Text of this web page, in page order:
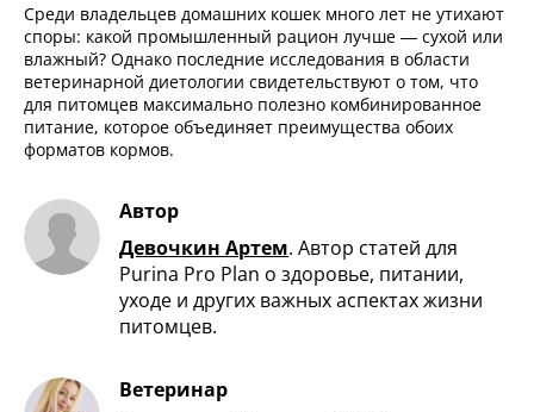
Среди владельцев домашних кошек много лет не утихают
споры: какой промышленный рацион лучше — сухой или
влажный? Однако последние исследования в области
ветеринарной диетологии свидетельствуют о том, что
для питомцев максимально полезно комбинированное
питание, которое объединяет преимущества обоих
форматов кормов.
Автор
Девочкин Артем. Автор статей для
Purina Pro Plan о здоровье, питании,
уходе и других важных аспектах жизни
питомцев.
Ветеринар